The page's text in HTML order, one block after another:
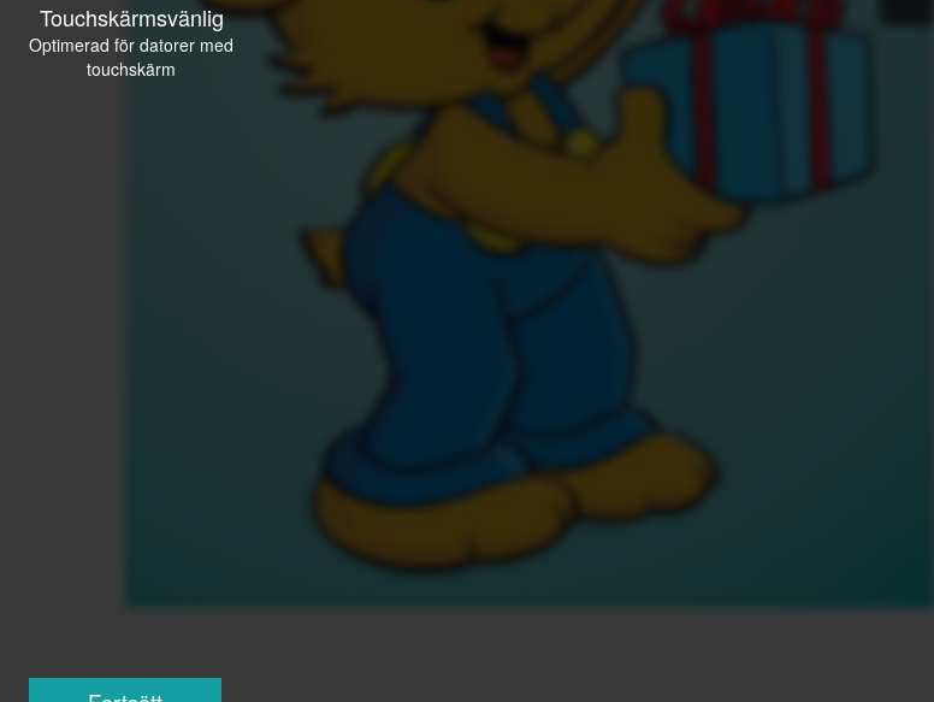
Touchskärmsvänlig
Optimerad för datorer med
touchskärm